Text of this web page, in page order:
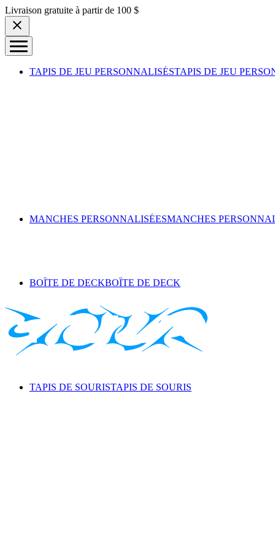
Skip to content
Livraison gratuite à partir de 100 $
TAPIS DE JEU PERSONNALISÉSTAPIS DE JEU
MANCHES PERSONNALISÉESMANCHES
BOÎTE DE DECKBOÎTE DE DECK
TAPIS DE SOURISTAPIS DE SOURIS